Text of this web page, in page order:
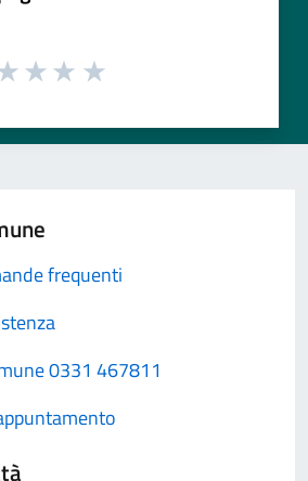
frequenti
0331 467811